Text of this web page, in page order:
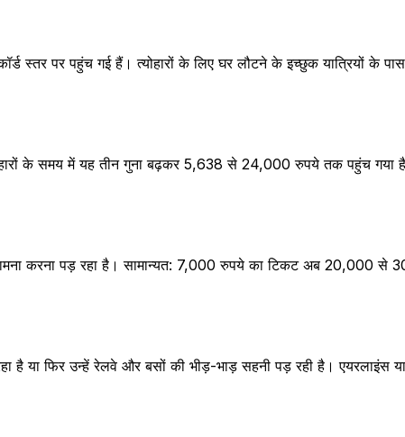
स्तर पर पहुंच गई हैं। त्योहारों के लिए घर लौटने के इच्छुक यात्रियों के
के समय में यह तीन गुना बढ़कर 5,638 से 24,000 रुपये तक पहुंच
करना पड़ रहा है। सामान्यत: 7,000 रुपये का टिकट अब 20,000 से
है या फिर उन्हें रेलवे और बसों की भीड़-भाड़ सहनी पड़ रही है। एयरलाइंस